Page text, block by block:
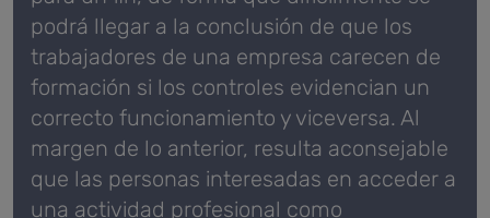
podrá llegar a la conclusión de que los
trabajadores de una empresa carecen de
formación si los controles evidencian un
correcto funcionamiento y viceversa. Al
margen de lo anterior, resulta aconsejable
que las personas interesadas en acceder a
una actividad profesional como